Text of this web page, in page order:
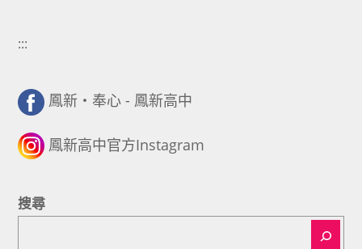
:::
鳳新・奉心 - 鳳新高中
鳳新高中官方Instagram
搜尋